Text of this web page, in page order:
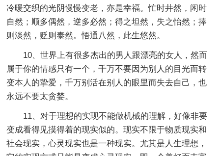
冷暖交织的光阴慢慢变老，亦是幸福。忙时井然，闲时
自然；顺多偶然，逆多必然；得之坦然，失之怡然；捧
则淡然，贬则泰然。悟通八然，此生悠然。
10、世界上有很多杰出的男人跟漂亮的女人，然而
属于你的情感只有一个，千万不要因为别人的目光而转
变本人的挚爱，千万别活在别人的眼里而失去自己，也
永远不要太贪婪。
11、对于理想的实现不能做机械的理解，好像非要
变成看得见摸得着的现实似的。现实不限于物质现实和
社会现实，心灵现实也是一种现实。尤其是人生理想，